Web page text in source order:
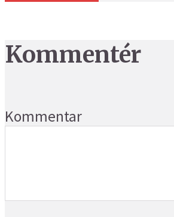
Kommentér
Kommentar